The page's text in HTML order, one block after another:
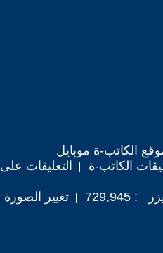
الكاتب-ة موبايل
الكاتب-ة
التعليقات على
تغيير الصورة